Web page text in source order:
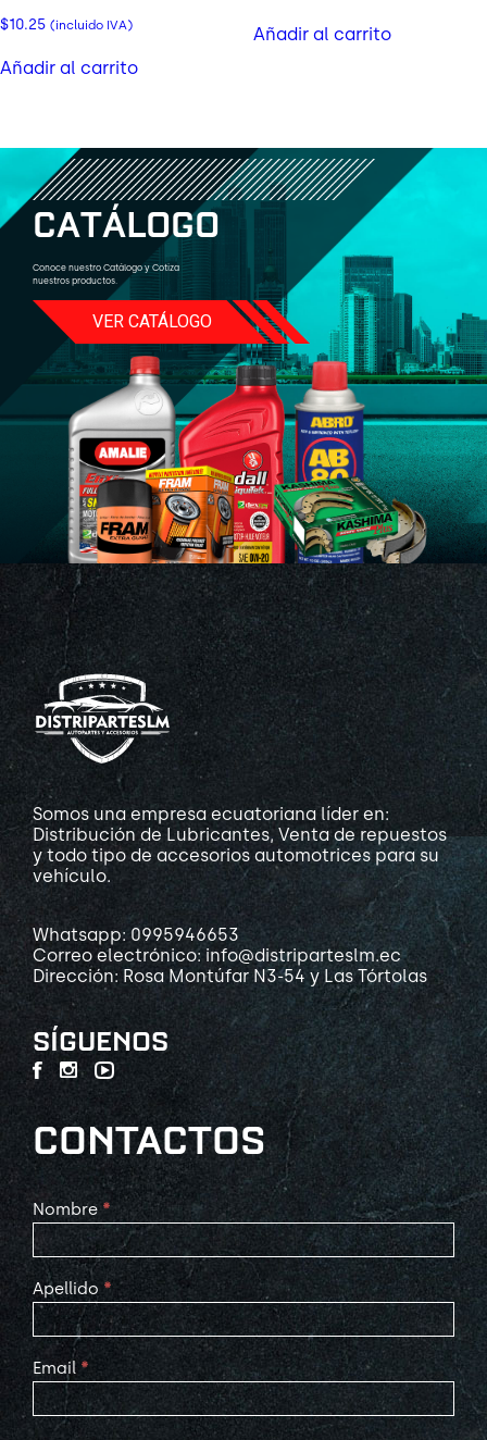
$10.25 (incluido IVA)
Añadir al carrito
Añadir al carrito
CATÁLOGO
Conoce nuestro Catálogo y Cotiza
nuestros productos.
VER CATÁLOGO
Somos una empresa ecuatoriana líder en:
Distribución de Lubricantes, Venta de repuestos
y todo tipo de accesorios automotrices para su
vehículo.
Whatsapp: 0995946653
Correo electrónico: info@distriparteslm.ec
Dirección: Rosa Montúfar N3-54 y Las Tórtolas
SÍGUENOS
CONTACTOS
Contact
Us
Nombre *
Apellido *
Email *